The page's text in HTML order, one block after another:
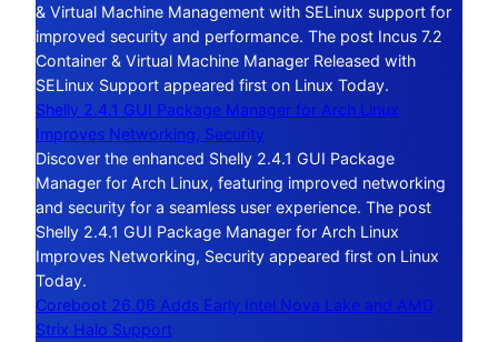
& Virtual Machine Management with SELinux support for
improved security and performance. The post Incus 7.2
Container & Virtual Machine Manager Released with
SELinux Support appeared first on Linux Today.
Shelly 2.4.1 GUI Package Manager for Arch Linux
Improves Networking, Security
Discover the enhanced Shelly 2.4.1 GUI Package
Manager for Arch Linux, featuring improved networking
and security for a seamless user experience. The post
Shelly 2.4.1 GUI Package Manager for Arch Linux
Improves Networking, Security appeared first on Linux
Today.
Coreboot 26.06 Adds Early Intel Nova Lake and AMD
Strix Halo Support